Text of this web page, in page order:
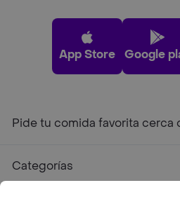
App Store Google
Pide tu comida favorita cerca
Categorías